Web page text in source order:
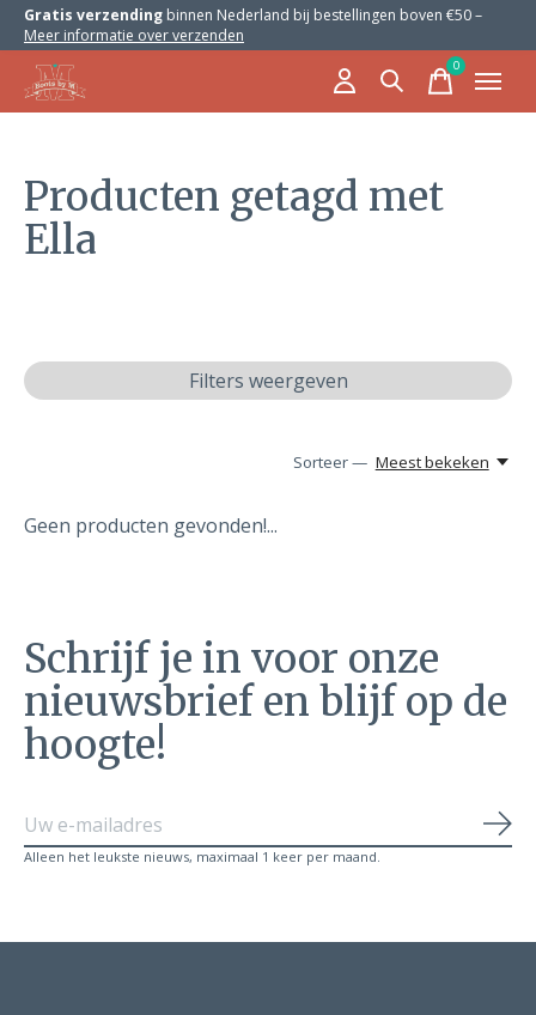
Gratis verzending binnen Nederland bij bestellingen boven €50 –
Meer informatie over verzenden
0items
Producten getagd met
Ella
Filters weergeven
Sorteer — Meest bekeken
Geen producten gevonden!...
Schrijf je in voor onze
nieuwsbrief en blijf op de
hoogte!
Alleen het leukste nieuws, maximaal 1 keer per maand.